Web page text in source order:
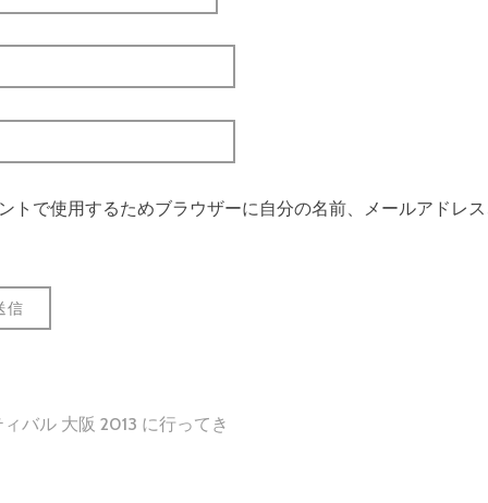
トで使用するためブラウザーに自分の名前、メールアドレ
バル 大阪 2013 に行ってき